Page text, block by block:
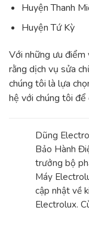
Huyện Thanh
Huyện Tứ Kỳ
Với những ưu
rằng dịch vụ sửa
chúng tôi là lựa
hệ với chúng tôi
Dũng
Bảo Hành
trưởng bộ
Máy
cập nhật về
Electrolux.